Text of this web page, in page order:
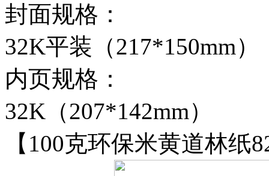
封面规格：
32K平装（217*150mm）
内页规格：
32K（207*142mm）
【100克环保米黄道林纸